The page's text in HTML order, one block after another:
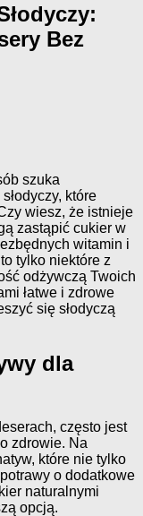
Bez
szuka
które
wiesz, że istnieje
zastąpić cukier w
witamin i
tylko niektóre z
odżywczą Twoich
łatwe i zdrowe
się słodyczą
dla
często jest
zdrowie. Na
które nie tylko
o dodatkowe
naturalnymi
opcją.